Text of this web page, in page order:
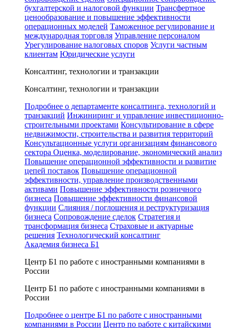
бухгалтерской и налоговой функции Трансфертное
ценообразование и повышение эффективности
операционных моделей Таможенное регулирование и
международная торговля Управление персоналом
Урегулирование налоговых споров Услуги частным
клиентам Юридические услуги
Консалтинг, технологии и транзакции
Консалтинг, технологии и транзакции
Подробнее о департаменте консалтинга, технологий и
транзакций Инжиниринг и управление инвестиционно-
строительными проектами Консультирование в сфере
недвижимости, строительства и развития территорий
Консультационные услуги организациям финансового
сектора Оценка, моделирование, экономический анализ
Повышение операционной эффективности и развитие
цепей поставок Повышение операционной
эффективности, управление производственными
активами Повышение эффективности розничного
бизнеса Повышение эффективности финансовой
функции Слияния / поглощения и реструктуризация
бизнеса Сопровождение сделок Стратегия и
трансформация бизнеса Страховые и актуарные
решения Технологический консалтинг
Академия бизнеса Б1
Центр Б1 по работе с иностранными компаниями в
России
Центр Б1 по работе с иностранными компаниями в
России
Подробнее о центре Б1 по работе с иностранными
компаниями в России Центр по работе с китайскими